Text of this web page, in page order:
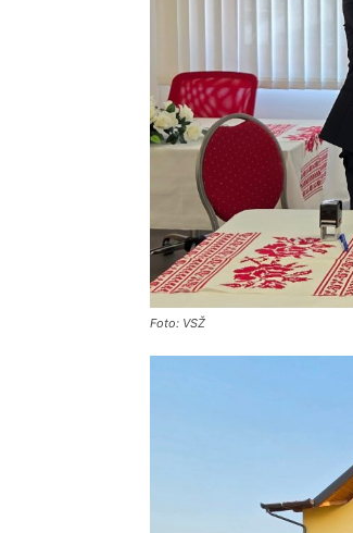
Foto: VSŽ